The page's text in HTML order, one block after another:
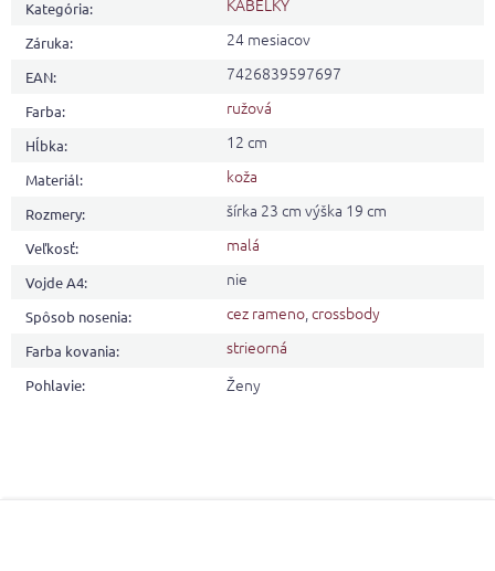
Kategória: KABELKY
Záruka: 24 mesiacov
EAN: 7426839597697
Farba: ružová
Hĺbka: 12 cm
Materiál: koža
Rozmery: šírka 23 cm výška 19 cm
Veľkosť: malá
Vojde A4: nie
Spôsob nosenia: cez rameno,crossbody
Farba kovania: strieorná
Pohlavie: Ženy